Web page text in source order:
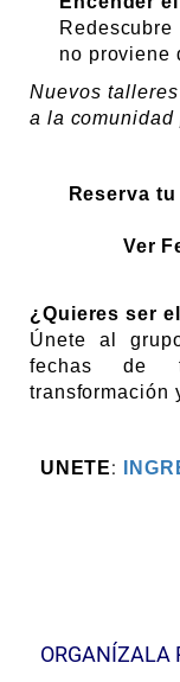
no proviene
Nuevos
a la comunidad
Reserva
Ver
¿Quieres ser
Únete al
fechas de
transformación
UNETE:
ORGANÍZALA